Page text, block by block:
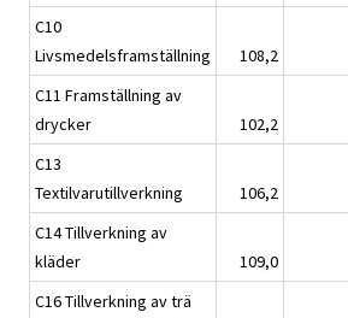
C10
Livsmedelsframställning
108,2
C11 Framställning av
drycker
102,2
C13
Textilvarutillverkning
106,2
C14 Tillverkning av
kläder
109,0
C16 Tillverkning av trä